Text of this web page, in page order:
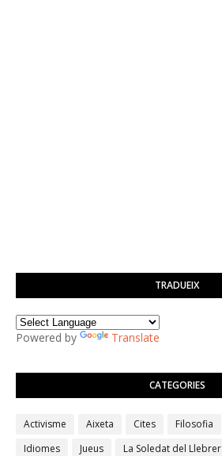
TRADUEIX
Powered by Translate
CATEGORIES
Activisme Aixeta Cites Filosofia
Idiomes
Jueus La Soledat del Llebrer